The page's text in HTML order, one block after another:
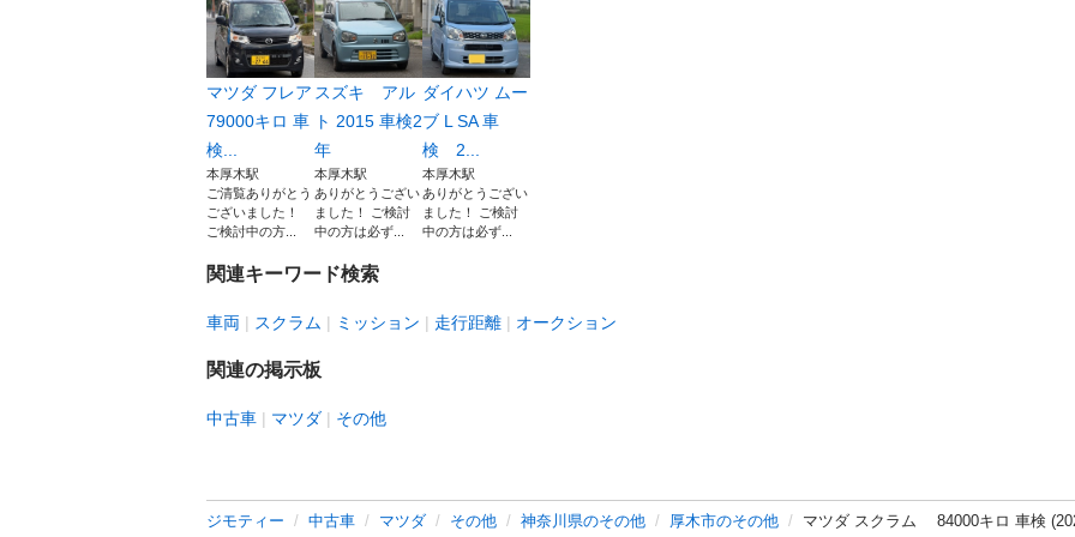
マツダ フレア
79000キロ 車
検...
本厚木駅
ご清覧ありがとう
ございました！
ご検討中の方...
スズキ アル
ト 2015 車検2
年
本厚木駅
ありがとうござい
ました！ ご検討
中の方は必ず...
ダイハツ ムー
ブ L SA 車
検 2...
本厚木駅
ありがとうござい
ました！ ご検討
中の方は必ず...
関連キーワード検索
車両 スクラム ミッション 走行距離 オークション
関連の掲示板
中古車 マツダ その他
ジモティー 中古車 マツダ その他 神奈川県のその他 厚木市のその他 マツダ スクラム 84000キロ 車検